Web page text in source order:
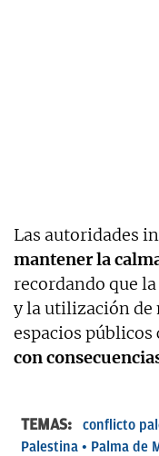
Las autoridades
mantener la
recordando que
y la utilización
espacios
con
TEMAS: conflicto
Palestina
Palma de